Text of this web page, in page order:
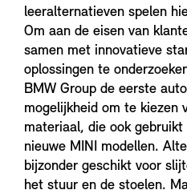
leeralternatieven spelen
Om aan de eisen van
samen met innovatieve
oplossingen te
BMW Group de eerste
mogelijkheid om te kiezen
materiaal, die ook
nieuwe MINI modellen.
bijzonder geschikt voor
het stuur en de stoelen.